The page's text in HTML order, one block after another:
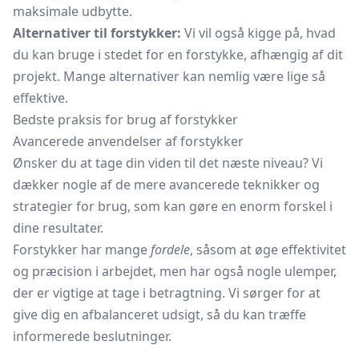
maksimale udbytte.
Alternativer til forstykker: Vi vil også kigge på, hvad
du kan bruge i stedet for en forstykke, afhængig af dit
projekt. Mange alternativer kan nemlig være lige så
effektive.
Bedste praksis for brug af forstykker
Avancerede anvendelser af forstykker
Ønsker du at tage din viden til det næste niveau? Vi
dækker nogle af de mere avancerede teknikker og
strategier for brug, som kan gøre en enorm forskel i
dine resultater.
Forstykker har mangefordele, såsom at øge effektivitet
og præcision i arbejdet, men har også nogle ulemper,
der er vigtige at tage i betragtning. Vi sørger for at
give dig en afbalanceret udsigt, så du kan træffe
informerede beslutninger.